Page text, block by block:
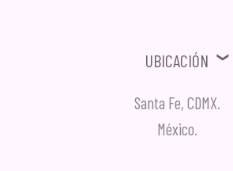
Ubicación
Santa Fe, CDMX.
México.